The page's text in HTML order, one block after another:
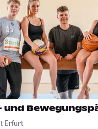
und
Erfurt